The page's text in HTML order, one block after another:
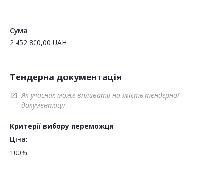
—
Сума
2 452 800,00 UAH
Тендерна документація
open_in_new
Як учасник може впливати на якість тендерної
документації
Критерії вибору переможця
Ціна:
100%